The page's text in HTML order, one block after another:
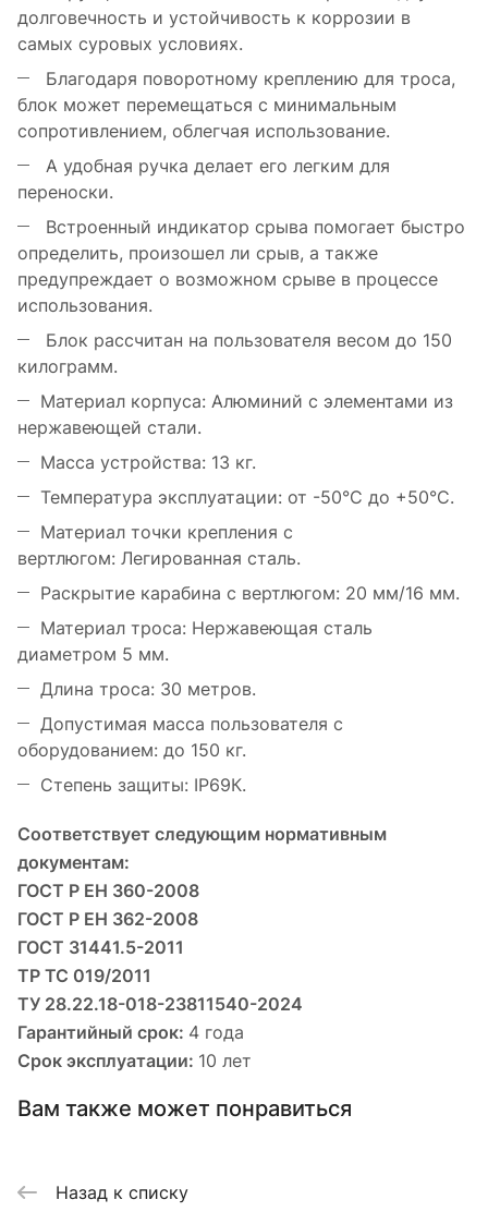
долговечность и устойчивость к коррозии в
самых суровых условиях.
Благодаря поворотному креплению для троса,
блок может перемещаться с минимальным
сопротивлением, облегчая использование.
А удобная ручка делает его легким для
переноски.
Встроенный индикатор срыва помогает быстро
определить, произошел ли срыв, а также
предупреждает о возможном срыве в процессе
использования.
Блок рассчитан на пользователя весом до 150
килограмм.
Материал корпуса: Алюминий с элементами из
нержавеющей стали.
Масса устройства: 13 кг.
Температура эксплуатации: от -50°С до +50°С.
Материал точки крепления с
вертлюгом: Легированная сталь.
Раскрытие карабина с вертлюгом: 20 мм/16 мм.
Материал троса: Нержавеющая сталь
диаметром 5 мм.
Длина троса: 30 метров.
Допустимая масса пользователя с
оборудованием: до 150 кг.
Степень защиты: IР69К.
Соответствует следующим нормативным
документам:
ГОСТ Р ЕН 360-2008
ГОСТ Р ЕН 362-2008
ГОСТ 31441.5-2011
ТР ТС 019/2011
ТУ 28.22.18-018-23811540-2024
Гарантийный срок: 4 года
Срок эксплуатации: 10 лет
Вам также может понравиться
Назад к списку